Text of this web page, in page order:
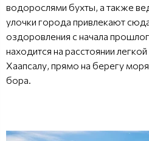
водорослями бухты, а также
улочки города привлекают
оздоровления с начала
находится на расстоянии
Хаапсалу, прямо на берегу
бора.